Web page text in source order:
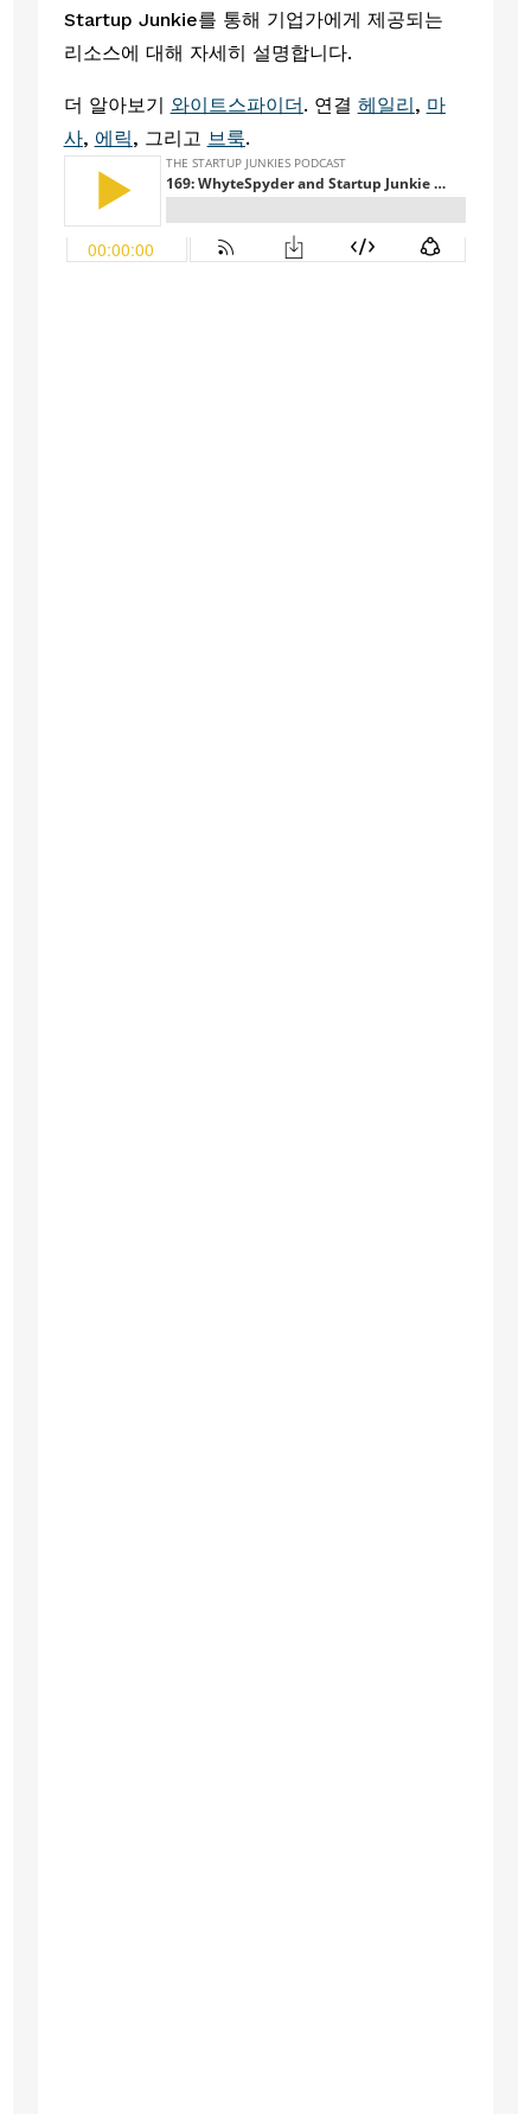
Startup Junkie를 통해 기업가에게 제공되는
리소스에 대해 자세히 설명합니다.
더 알아보기 와이트스파이더. 연결 헤일리, 마
사, 에릭, 그리고 브룩.